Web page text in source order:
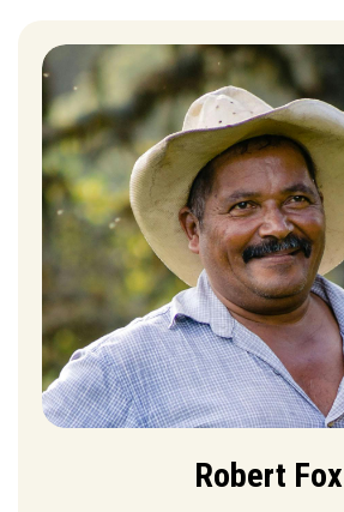
Robert Fox